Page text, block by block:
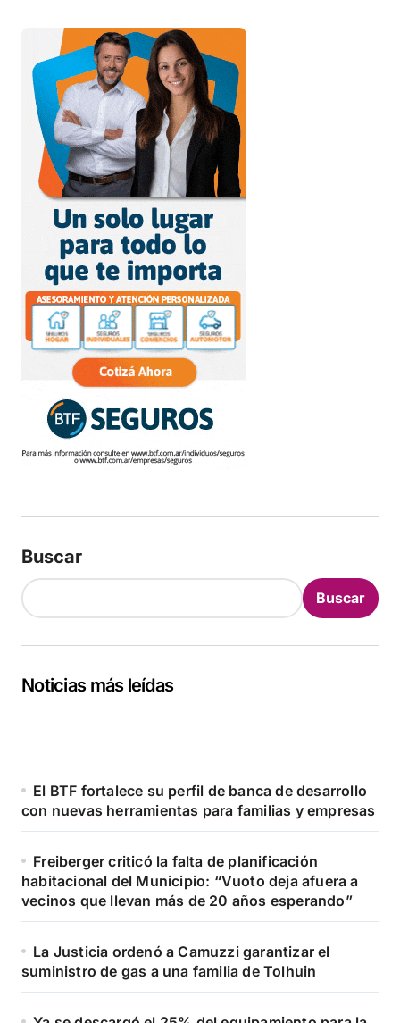
Buscar
Buscar
Noticias más leídas
El BTF fortalece su perfil de banca de desarrollo
con nuevas herramientas para familias y empresas
Freiberger criticó la falta de planificación
habitacional del Municipio: “Vuoto deja afuera a
vecinos que llevan más de 20 años esperando”
La Justicia ordenó a Camuzzi garantizar el
suministro de gas a una familia de Tolhuin